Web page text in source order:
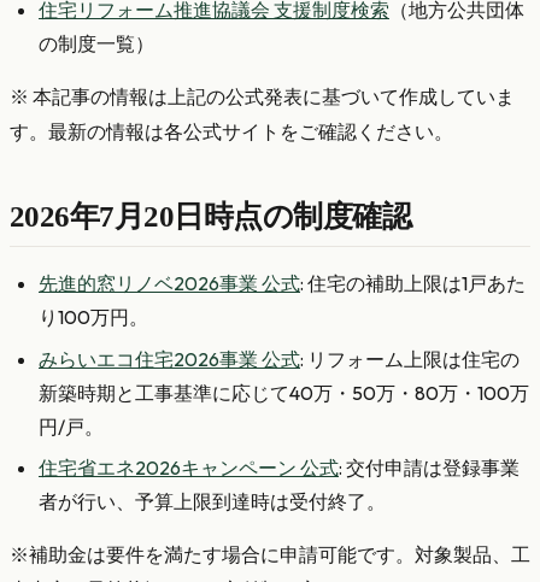
住宅リフォーム推進協議会 支援制度検索 （地方公共団体
の制度一覧）
※ 本記事の情報は上記の公式発表に基づいて作成していま
す。最新の情報は各公式サイトをご確認ください。
2026年7月20日時点の制度確認
先進的窓リノベ2026事業 公式: 住宅の補助上限は1戸あた
り100万円。
みらいエコ住宅2026事業 公式: リフォーム上限は住宅の
新築時期と工事基準に応じて40万・50万・80万・100万
円/戸。
住宅省エネ2026キャンペーン 公式: 交付申請は登録事業
者が行い、予算上限到達時は受付終了。
※補助金は要件を満たす場合に申請可能です。対象製品、工